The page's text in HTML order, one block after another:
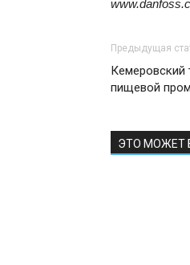
Предыдущая
Кемеровский
пищевой
ЭТО МОЖЕТ